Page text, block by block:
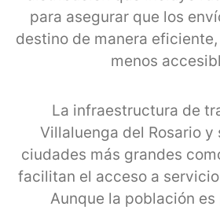
para asegurar que los
destino de manera
menos
La infraestructura de
Villaluenga del Rosario y
ciudades más grandes
facilitan el acceso a
Aunque la población es